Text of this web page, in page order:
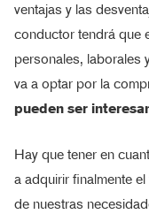
ventajas y las
conductor tendrá que
personales, laborales
va a optar por la
pueden ser
Hay que tener en
a adquirir finalmente
de nuestras